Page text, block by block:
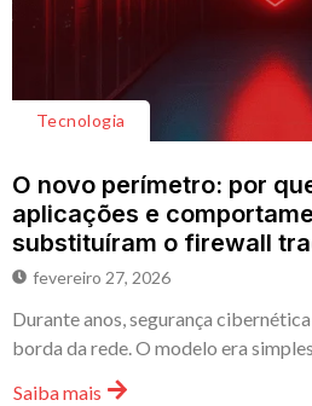
Tecnologia
O novo perímetro: por
aplicações e
substituíram o firewall
fevereiro 27, 2026
Durante anos, segurança
borda da rede. O modelo era
Saiba mais